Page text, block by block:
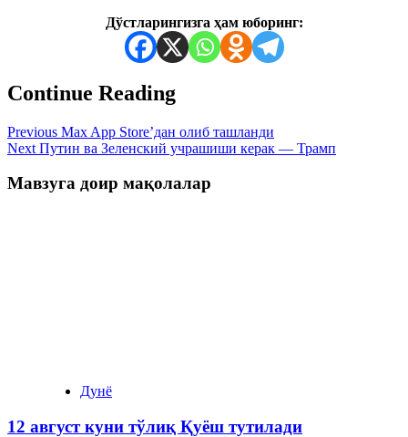
Дўстларингизга ҳам юборинг:
Continue Reading
Previous Max App Store’дан олиб ташланди
Next Путин ва Зеленский учрашиши керак — Трамп
Мавзуга доир мақолалар
Дунё
12 август куни тўлиқ Қуёш тутилади